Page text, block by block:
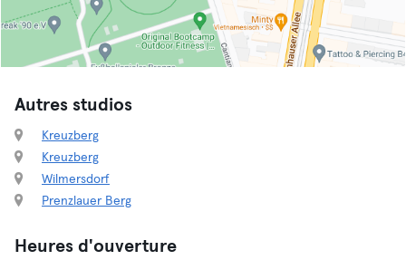
Autres studios
Kreuzberg
Kreuzberg
Wilmersdorf
Prenzlauer Berg
Heures d'ouverture